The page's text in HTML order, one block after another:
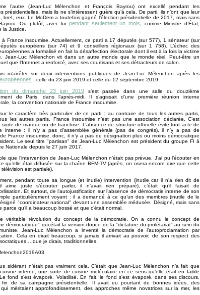
l’autre (Jean-Luc Mélenchon et François Bayrou) ont excellé pendant les
présidentielles, mais ils ne s’intéressent guère qu’à cela. De parti, ils n’ont que leur
bref, eux. Le MoDem a toutefois gagné l’élection présidentielle de 2017, mais sans
Ou plutôt, avec lui pendant seulement un mois , comme Ministre d’État,
la Justice.
à France insoumise. Actuellement, ce parti a 17 députés (sur 577), 1 sénateur (sur
européens (sur 74) et 9 conseillers régionaux (sur 1 758). L’échec des
a formalisé en fait la désaffection électorale dont il est à la fois la victime
Jean-Luc Mélenchon vit dans un autre monde que le monde réel. Peut-être un
que l’Internet a renforcé, avec ses courtisans et ses détracteurs de salon.
m’arrêter sur deux interventions publiques de Jean-Luc Mélenchon après les
: celle du 23 juin 2019 et celle du 12 septembre 2019.
du dimanche 23 juin 2019s’est passée dans une salle du douzième
de Paris, dans l’après-midi. Il s’agissait d’une première réunion interne
la convention nationale de France insoumise.
le caractère très particulier de ce parti : au contraire de tous les autres partis,
les autres partis, France insoumise n’est pas une association déclarée. C’est
de marque ou de franchise. L’absence de structure officielle évite tout acte de
interne : il n’y a pas d’assemblée générale (pas de congrès), il n’y a pas de
France insoumise, donc, il n’y a pas de désignation plus ou moins démocratique
Le seul titre "partisan" de Jean-Luc Mélenchon est président du groupe FI à
Nationale depuis le 27 juin 2017.
que l’intervention de Jean-Luc Mélenchon n’était pas prévue. J’ai pu l’écouter en
qu’elle était diffusée sur la chaîne BFM-TV (après, on osera encore dire que cette
est partiale).
pendant toute sa longue (et inutile) intervention (inutile car il n’a rien dit de
aime juste s’écouter parler, il n’avait rien préparé), c’était qu’il faisait de
Et surtout, de l’autojustification sur l’absence de démocratie interne de son
particulièrement voyant : il a demandé à ce qu’un des membres (inutile de le
"coordinateur national" devant une assemblée médusée. Désigné, mais sans
parce qu’il a beaucoup bossé et que c’était normal.
véritable révolution du concept de la démocratie. On a connu le concept de
démocratique" qui était la version douce de la "dictature du prolétariat" au sein du
Jean-Luc Mélenchon a inventé la démocratie de l’autoproclamation par
Cela en dirait beaucoup, si jamais il arrivait au pouvoir, de son respect des
…que je dirais, traditionnelles.
sidérant n’était pas vraiment cela. C’était que Jean-Luc Mélenchon n’a fait que
interne, une sorte de cuisine moléculaire en ce sens qu’elle était en faible
fond s’est évaporé. Volatilisé. En fait, le fond s’est évaporé, dans ses discours,
fin de sa campagne présidentielle. Il avait eu pourtant de bonnes idées, des
méritaient approfondissement, des approches même novatrices sur la mer, les